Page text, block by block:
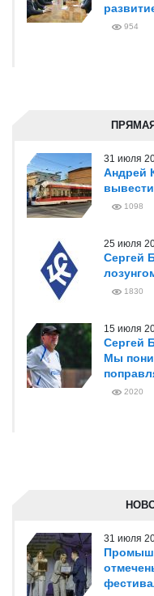
954
31 июля
Андрей
1098
25 июля
Сергей
1830
15 июля
Сергей
Мы
2020
31 июля